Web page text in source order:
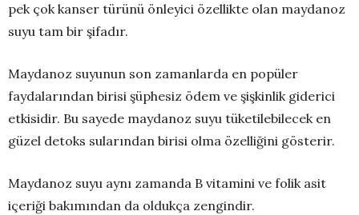
pek çok kanser türünü önleyici özellikte olan maydanoz
suyu tam bir şifadır.
Maydanoz suyunun son zamanlarda en popüler
faydalarından birisi şüphesiz ödem ve şişkinlik giderici
etkisidir. Bu sayede maydanoz suyu tüketilebilecek en
güzel detoks sularından birisi olma özelliğini gösterir.
Maydanoz suyu aynı zamanda B vitamini ve folik asit
içeriği bakımından da oldukça zengindir.